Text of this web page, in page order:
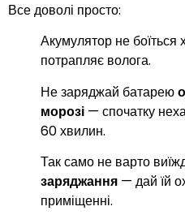
Все доволі просто:
Акумулятор не боїться
потрапляє волога.
Не заряджай батарею
морозі — спочатку
60 хвилин.
Так само не варто
заряджання — дай їй
приміщенні.